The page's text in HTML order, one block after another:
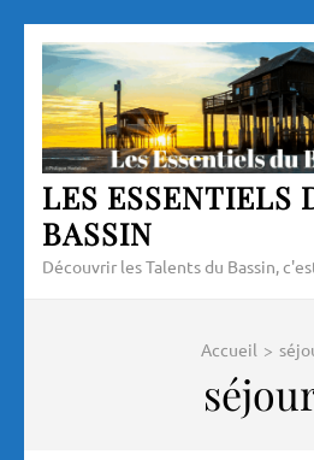
Aller
contenu
(Pressez
Entrée)
LES ESSENTIELS
BASSIN
Découvrir les Talents du Bassin,
Accueil >